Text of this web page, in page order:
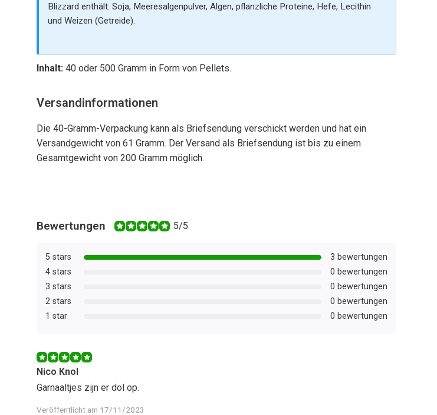
Blizzard enthält: Soja, Meeresalgenpulver, Algen, pflanzliche Proteine, Hefe, Lecithin
und Weizen (Getreide).
Inhalt: 40 oder 500 Gramm in Form von Pellets.
Versandinformationen
Die 40-Gramm-Verpackung kann als Briefsendung verschickt werden und hat ein
Versandgewicht von 61 Gramm. Der Versand als Briefsendung ist bis zu einem
Gesamtgewicht von 200 Gramm möglich.
Bewertungen 5/5
5 stars
3 bewertungen
4 stars
0 bewertungen
3 stars
0 bewertungen
2 stars
0 bewertungen
1 star
0 bewertungen
Nico Knol
Garnaaltjes zijn er dol op.
Veröffentlicht am 17/11/2023